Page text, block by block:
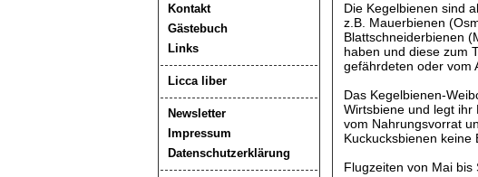
Kontakt
Gästebuch
Links
Licca liber
Newsletter
Impressum
Datenschutzerklärung
Die Kegelbienen sind
z.B. Mauerbienen
Blattschneiderbienen
haben und diese zum
gefährdeten oder vom
Das Kegelbienen-
Wirtsbiene und legt ihr
vom Nahrungsvorrat
Kuckucksbienen keine
Flugzeiten von Mai bis